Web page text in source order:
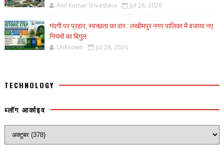
Anil Kumar Srivastava Jul 28, 2026
गंदगी पर प्रहार, स्वच्छता का वार : लखीमपुर नगर पालिका में बजाया नए
नियमों का बिगुल
Unknown Jul 28, 2026
TECHNOLOGY
ब्लॉग आर्काइव